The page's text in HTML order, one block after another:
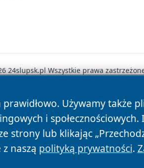
prawidłowo. Używamy
i
strony lub klikając
naszą polityką prywatności.
24slupsk.pl Wszystkie prawa
Polityka Prywatności Polityka